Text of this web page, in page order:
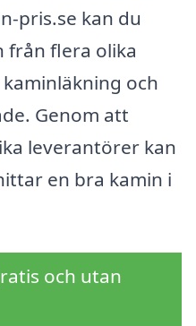
pris.se kan du
från flera olika
och
Genom att
leverantörer kan
en bra kamin i
och utan